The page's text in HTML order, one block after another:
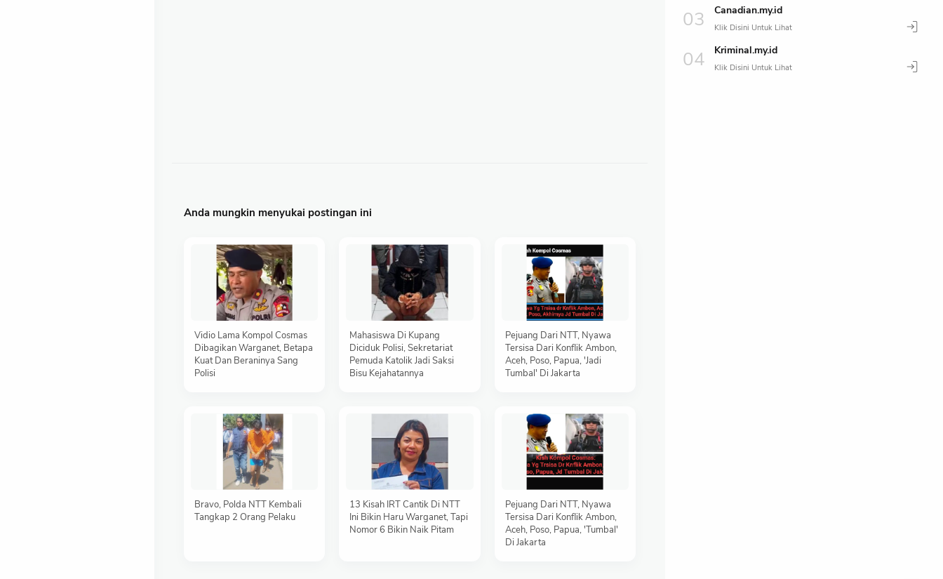
Anda mungkin menyukai postingan ini
Vidio Lama Kompol Cosmas
Dibagikan Warganet, Betapa
Kuat Dan Beraninya Sang
Polisi
Mahasiswa Di Kupang
Diciduk Polisi, Sekretariat
Pemuda Katolik Jadi Saksi
Bisu Kejahatannya
Pejuang Dari NTT, Nyawa
Tersisa Dari Konflik Ambon,
Aceh, Poso, Papua, 'Jadi
Tumbal' Di Jakarta
Bravo, Polda NTT Kembali
Tangkap 2 Orang Pelaku
13 Kisah IRT Cantik Di NTT
Ini Bikin Haru Warganet, Tapi
Nomor 6 Bikin Naik Pitam
Pejuang Dari NTT, Nyawa
Tersisa Dari Konflik Ambon,
Aceh, Poso, Papua, 'Tumbal'
Di Jakarta
Canadian.my.id
Kriminal.my.id